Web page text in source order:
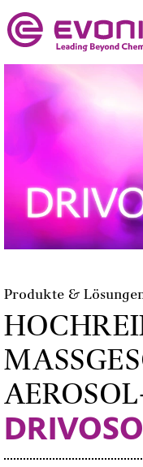
Produkte &